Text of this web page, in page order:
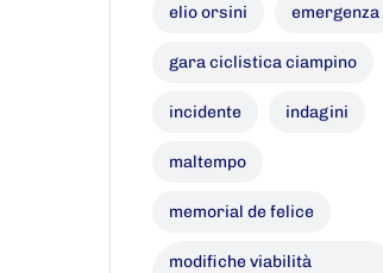
elio orsini emergenza
gara ciclistica ciampino
incidente indagini
maltempo
memorial de felice
modifiche viabilità